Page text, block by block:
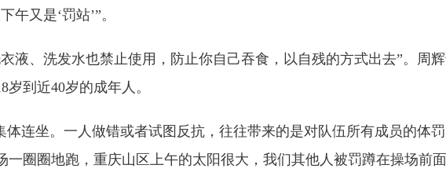
又是‘罚站’”。
、洗发水也禁止使用，防止你自己吞食，以自残的方式出去”。周
到近40岁的成年人。
坐。一人做错或者试图反抗，往往带来的是对队伍所有成员的体
圈圈地跑，重庆山区上午的太阳很大，我们其他人被罚蹲在操场前